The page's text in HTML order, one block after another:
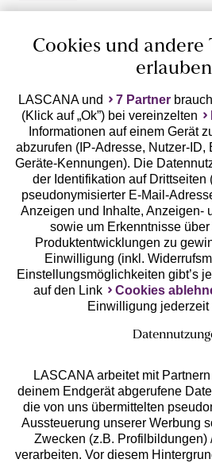
Geprüfte Sicherheit
Unsere Apps
Services
Beratung
Cookies und andere
LASCANA und 7 Partner
(Klick auf „Ok”) bei vereinzelten
Informationen auf einem Gerät
abzurufen (IP-Adresse, Nutzer-ID,
Geräte-Kennungen). Die
der Identifikation auf Drittseiten
pseudonymisierter E-Mail-
Anzeigen und Inhalte, Anzeigen-
sowie um Erkenntnisse
Produktentwicklungen zu
Einwilligung (inkl.
Einstellungsmöglichkeiten gibt’s
auf den Link
Cookies
Einwilligung jederzeit
LASCANA arbeitet mit
deinem Endgerät abgerufene
die von uns übermittelten
Aussteuerung unserer Werbung
Zwecken (z.B. Profilbildungen)
verarbeiten. Vor diesem